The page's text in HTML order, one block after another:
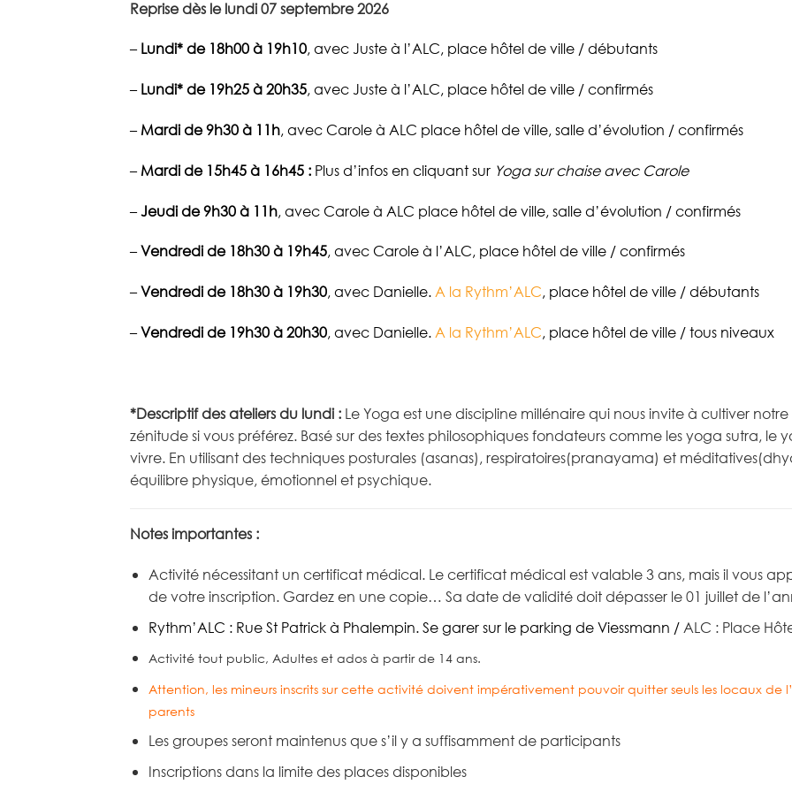
Reprise dès le lundi 07 septembre 2026
–Lundi* de 18h00 à 19h10, avec Juste à l’ALC, place hôtel de ville / débutants
–Lundi* de 19h25 à 20h35, avec Juste à l’ALC, place hôtel de ville / confirmés
–Mardi de 9h30 à 11h, avec Carole à ALC place hôtel de ville, salle d’évolution / confirmés
–Mardi de 15h45 à 16h45 : Plus d’infos en cliquant sur Yoga sur chaise avec Carole
–Jeudi de 9h30 à 11h, avec Carole à ALC place hôtel de ville, salle d’évolution / confirmés
–Vendredi de 18h30 à 19h45, avec Carole à l’ALC, place hôtel de ville / confirmés
–Vendredi de 18h30 à 19h30, avec Danielle. A la Rythm’ALC, place hôtel de ville / débutants
–Vendredi de 19h30 à 20h30, avec Danielle. A la Rythm’ALC, place hôtel de ville / tous niveaux
*Descriptif des ateliers du lundi : Le Yoga est une discipline millénaire qui nous invite à cultiver
zénitude si vous préférez. Basé sur des textes philosophiques fondateurs comme les yoga sutra,
vivre. En utilisant des techniques posturales (asanas), respiratoires(pranayama) et
équilibre physique, émotionnel et psychique.
Notes importantes :
Activité nécessitant un certificat médical. Le certificat médical est valable 3 ans, mais il vous
de votre inscription. Gardez en une copie… Sa date de validité doit dépasser le 01 juillet de
Rythm’ALC : Rue St Patrick à Phalempin. Se garer sur le parking de Viessmann / ALC : Place
Activité tout public, Adultes et ados à partir de 14 ans.
Attention, les mineurs inscrits sur cette activité doivent impérativement pouvoir quitter seuls les locaux de
parents
Les groupes seront maintenus que s’il y a suffisamment de participants
Inscriptions dans la limite des places disponibles